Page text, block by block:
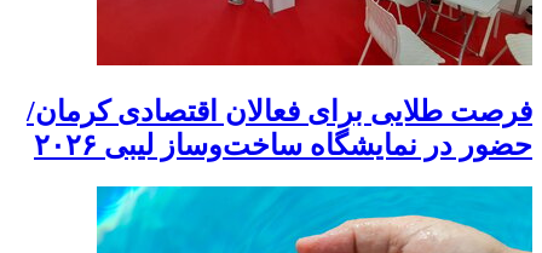
فرصت طلایی برای فعالان اقتصادی کرمان/
حضور در نمایشگاه ساخت‌وساز لیبی ۲۰۲۶